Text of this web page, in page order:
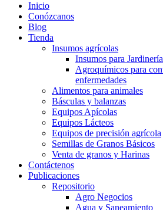
Inicio
Conózcanos
Blog
Tienda
Insumos agrícolas
Insumos para Jardinería
Agroquímicos para
enfermedades
Alimentos para animales
Básculas y balanzas
Equipos Apícolas
Equipos Lácteos
Equipos de precisión agrícola
Semillas de Granos Básicos
Venta de granos y Harinas
Contáctenos
Publicaciones
Repositorio
Agro Negocios
Agua y Saneamiento